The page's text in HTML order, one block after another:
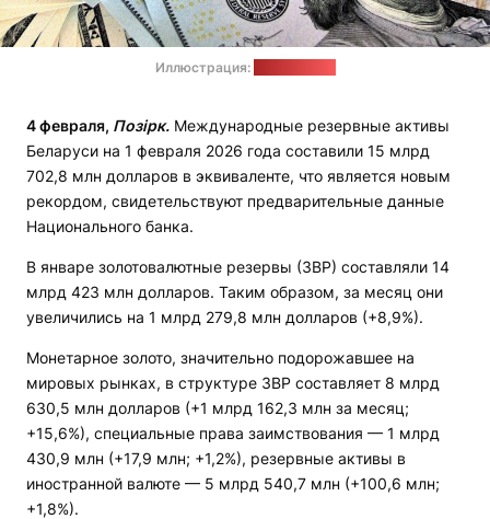
Иллюстрация:
4февраля, Позірк. Международные резервные активы
Беларуси на 1 февраля 2026 года составили 15 млрд
702,8 млн долларов в эквиваленте, что является новым
рекордом, свидетельствуют предварительные данные
Национального банка.
В январе золотовалютные резервы (ЗВР) составляли 14
млрд 423 млн долларов. Таким образом, за месяц они
увеличились на 1 млрд 279,8 млн долларов (+8,9%).
Монетарное золото, значительно подорожавшее на
мировых рынках, в структуре ЗВР составляет 8 млрд
630,5 млн долларов (+1 млрд 162,3 млн за месяц;
+15,6%), специальные права заимствования — 1 млрд
430,9 млн (+17,9 млн; +1,2%), резервные активы в
иностранной валюте — 5 млрд 540,7 млн (+100,6 млн;
+1,8%).